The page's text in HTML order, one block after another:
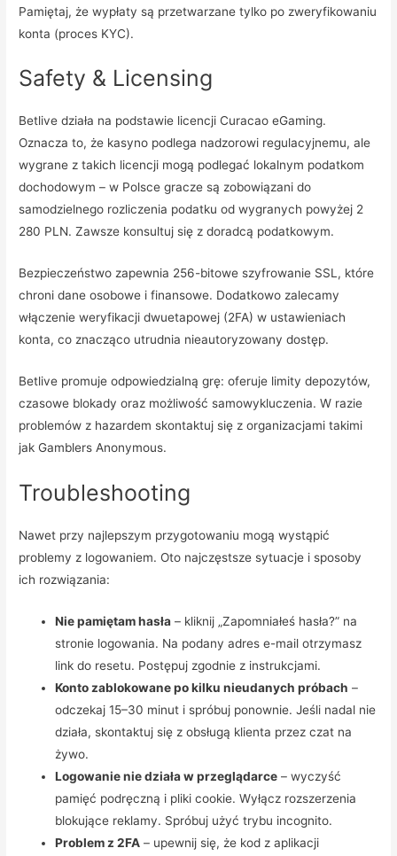
Pamiętaj, że wypłaty są przetwarzane tylko po zweryfikowaniu
konta (proces KYC).
Safety & Licensing
Betlive działa na podstawie licencji Curacao eGaming.
Oznacza to, że kasyno podlega nadzorowi regulacyjnemu, ale
wygrane z takich licencji mogą podlegać lokalnym podatkom
dochodowym – w Polsce gracze są zobowiązani do
samodzielnego rozliczenia podatku od wygranych powyżej 2
280 PLN. Zawsze konsultuj się z doradcą podatkowym.
Bezpieczeństwo zapewnia 256-bitowe szyfrowanie SSL, które
chroni dane osobowe i finansowe. Dodatkowo zalecamy
włączenie weryfikacji dwuetapowej (2FA) w ustawieniach
konta, co znacząco utrudnia nieautoryzowany dostęp.
Betlive promuje odpowiedzialną grę: oferuje limity depozytów,
czasowe blokady oraz możliwość samowykluczenia. W razie
problemów z hazardem skontaktuj się z organizacjami takimi
jak Gamblers Anonymous.
Troubleshooting
Nawet przy najlepszym przygotowaniu mogą wystąpić
problemy z logowaniem. Oto najczęstsze sytuacje i sposoby
ich rozwiązania:
Nie pamiętam hasła – kliknij „Zapomniałeś hasła?” na
stronie logowania. Na podany adres e-mail otrzymasz
link do resetu. Postępuj zgodnie z instrukcjami.
Konto zablokowane po kilku nieudanych próbach –
odczekaj 15–30 minut i spróbuj ponownie. Jeśli nadal nie
działa, skontaktuj się z obsługą klienta przez czat na
żywo.
Logowanie nie działa w przeglądarce – wyczyść
pamięć podręczną i pliki cookie. Wyłącz rozszerzenia
blokujące reklamy. Spróbuj użyć trybu incognito.
Problem z 2FA – upewnij się, że kod z aplikacji